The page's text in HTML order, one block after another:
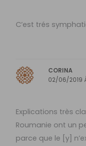
C’est trés
CORINA
02/06/2019
Explications très
Roumanie ont un
parce que le [y]